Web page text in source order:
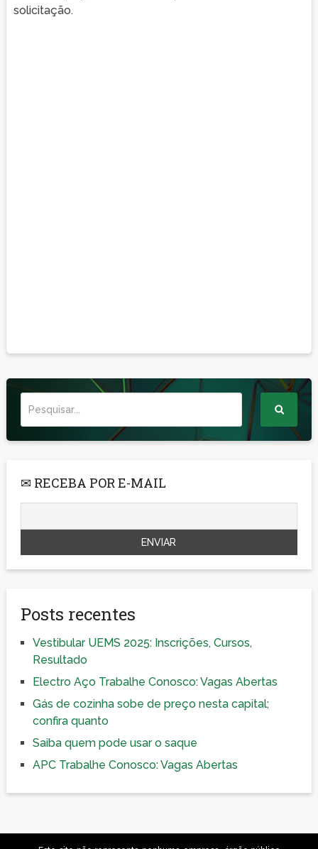
solicitação.
✉ RECEBA POR E-MAIL
Posts recentes
Vestibular UEMS 2025: Inscrições, Cursos,
Resultado
Electro Aço Trabalhe Conosco: Vagas Abertas
Gás de cozinha sobe de preço nesta capital;
confira quanto
Saiba quem pode usar o saque
APC Trabalhe Conosco: Vagas Abertas